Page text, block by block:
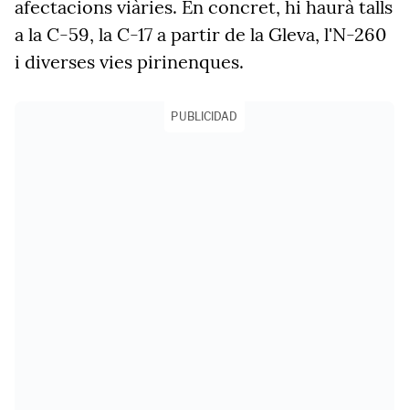
afectacions viàries. En concret, hi haurà talls
a la C-59, la C-17 a partir de la Gleva, l'N-260
i diverses vies pirinenques.
PUBLICIDAD